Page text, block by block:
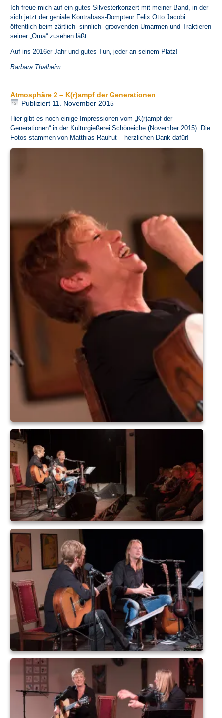
Ich freue mich auf ein gutes Silvesterkonzert mit meiner Band, in der
sich jetzt der geniale Kontrabass-Dompteur Felix Otto Jacobi
öffentlich beim zärtlich- sinnlich- groovenden Umarmen und Traktieren
seiner „Oma“ zusehen läßt.
Auf ins 2016er Jahr und gutes Tun, jeder an seinem Platz!
Barbara Thalheim
Atmosphäre 2 – K(r)ampf der Generationen
Publiziert 11. November 2015
Hier gibt es noch einige Impressionen vom „K(r)ampf der
Generationen“ in der Kulturgießerei Schöneiche (November 2015). Die
Fotos stammen von Matthias Rauhut – herzlichen Dank dafür!